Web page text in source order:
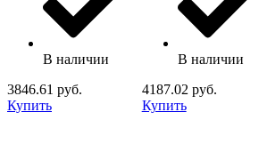
В наличии
3846.61 руб.
Купить
В наличии
4187.02 руб.
Купить